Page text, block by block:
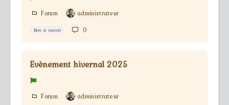
Forum administrateur
Bon à savoir 0
Evènement hivernal 2025
Forum administrateur